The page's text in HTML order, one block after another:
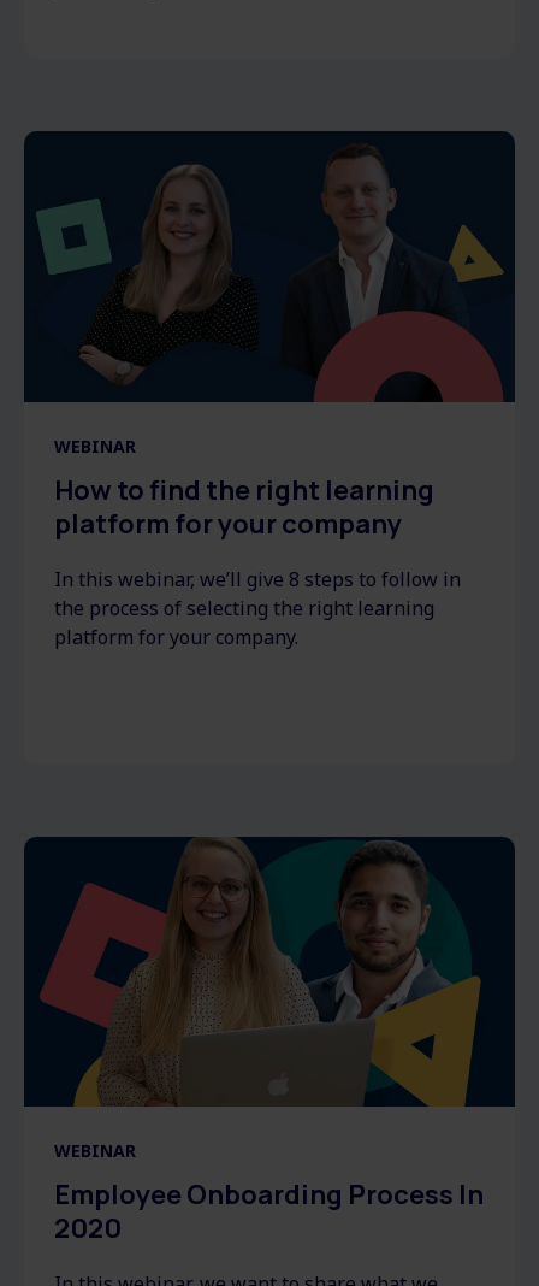
WEBINAR
How to find the right learning
platform for your company
In this webinar, we’ll give 8 steps to follow in
the process of selecting the right learning
platform for your company.
WEBINAR
Employee Onboarding Process In
2020